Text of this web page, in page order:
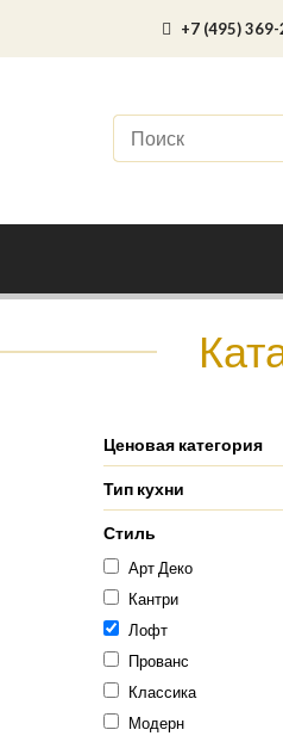
+7 (495)
Ценовая категория
Тип кухни
Стиль
Арт Деко
Кантри
Лофт
Прованс
Классика
Модерн